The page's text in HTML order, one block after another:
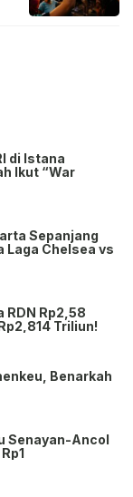
di Istana
Ikut “War
Sepanjang
Laga Chelsea vs
RDN Rp2,58
Triliun!
Benarkah
Senayan-Ancol